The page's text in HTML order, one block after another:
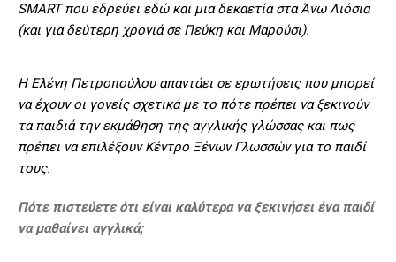
SMART που εδρεύει εδώ και μια δεκαετία στα Άνω Λιόσια
(και για δεύτερη χρονιά σε Πεύκη και Μαρούσι).
Η Ελένη Πετροπούλου απαντάει σε ερωτήσεις που μπορεί
να έχουν οι γονείς σχετικά με το πότε πρέπει να ξεκινούν
τα παιδιά την εκμάθηση της αγγλικής γλώσσας και πως
πρέπει να επιλέξουν Κέντρο Ξένων Γλωσσών για το παιδί
τους.
Πότε πιστεύετε ότι είναι καλύτερα να ξεκινήσει ένα παιδί
να μαθαίνει αγγλικά;